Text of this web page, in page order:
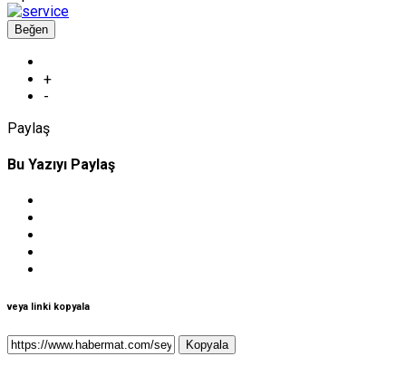
Beğen
+
-
Paylaş
Bu Yazıyı Paylaş
veya linki kopyala
Kopyala